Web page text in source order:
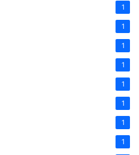
1
1
1
1
1
1
1
1